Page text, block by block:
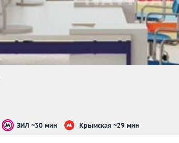
ЗИЛ ~30 мин Крымская ~29 мин